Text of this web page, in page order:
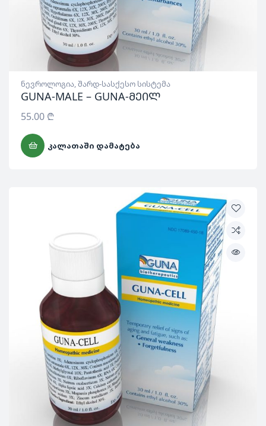
ნევროლოგია შარდ-სასქესო სისტემა
GUNA-MALE – GUNA-მეილ
55.00 ₾
ᲙᲐᲚᲐᲗᲐᲨᲘ ᲓᲐᲛᲐᲢᲔᲑᲐ